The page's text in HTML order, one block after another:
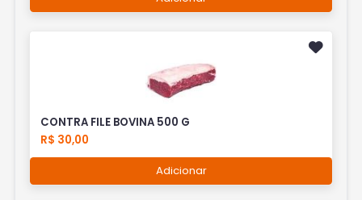
CONTRA FILE BOVINA 500 G
R$ 30,00
Adicionar